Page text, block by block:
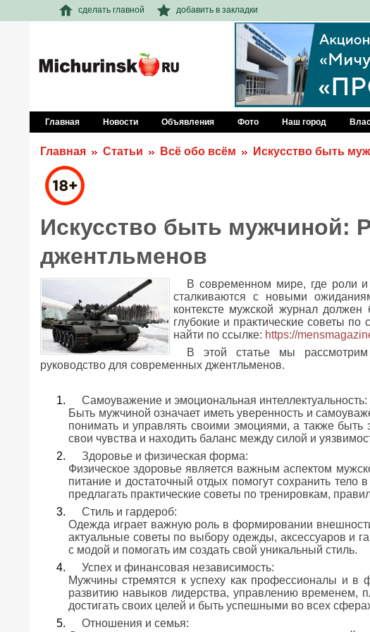
сделать главной добавить в закладки
Главная Новости Объявления Фото Наш город
Главная Статьи Всё обо всём Искусство быть
Искусство быть мужчиной:
джентльменов
В современном мире, где роли
сталкиваются с новыми
контексте мужской журнал
глубокие и практические советы
найти по ссылке: https://
В этой статье мы
руководство для современных джентльменов.
Самоуважение и эмоциональная интеллектуальность:
Быть мужчиной означает иметь уверенность и
понимать и управлять своими эмоциями, а также
свои чувства и находить баланс между силой и
Здоровье и физическая форма:
Физическое здоровье является важным аспектом
питание и достаточный отдых помогут сохранить
предлагать практические советы по тренировкам,
Стиль и гардероб:
Одежда играет важную роль в формировании
актуальные советы по выбору одежды, аксессуаров и
с модой и помогать им создать свой уникальный стиль.
Успех и финансовая независимость:
Мужчины стремятся к успеху как профессионалы и
развитию навыков лидерства, управлению
достигать своих целей и быть успешными во всех
Отношения и семья: